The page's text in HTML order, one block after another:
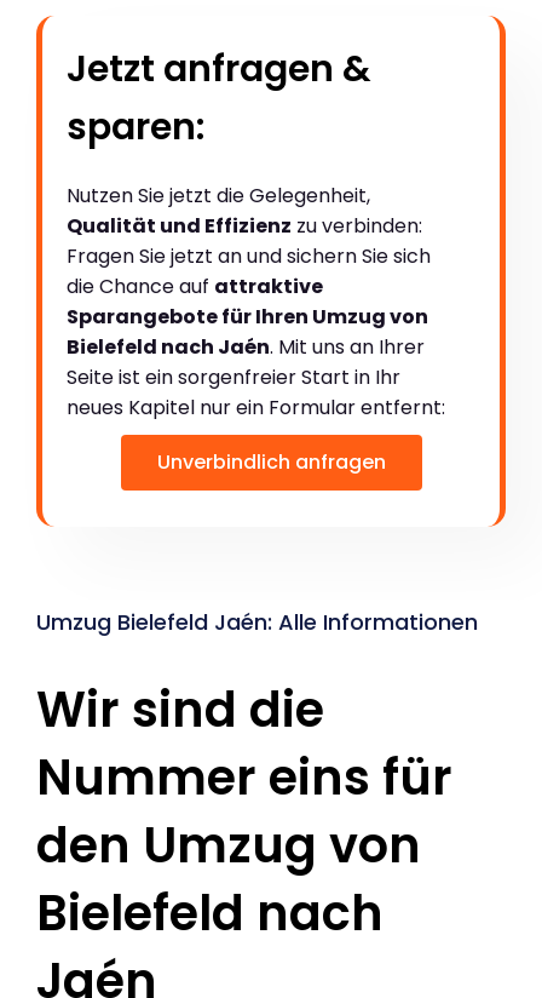
Jetzt anfragen &
sparen:
Nutzen Sie jetzt die Gelegenheit,
Qualität und Effizienz zu verbinden:
Fragen Sie jetzt an und sichern Sie sich
die Chance auf attraktive
Sparangebote für Ihren Umzug von
Bielefeld nach Jaén. Mit uns an Ihrer
Seite ist ein sorgenfreier Start in Ihr
neues Kapitel nur ein Formular entfernt:
Unverbindlich anfragen
Umzug Bielefeld Jaén: Alle Informationen
Wir sind die
Nummer eins für
den Umzug von
Bielefeld nach
Jaén